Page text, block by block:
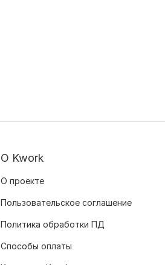
О Kwork
О проекте
Пользовательское соглашение
Политика обработки ПД
Способы оплаты